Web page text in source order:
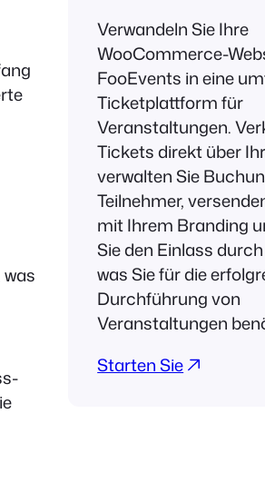
Verwandeln Sie Ihre
WooCommerce-
FooEvents in eine
Ticketplattform für
Veranstaltungen.
Tickets direkt über
verwalten Sie
Teilnehmer,
mit Ihrem Branding
Sie den Einlass
was Sie für die
Durchführung von
Veranstaltungen
Starten Sie